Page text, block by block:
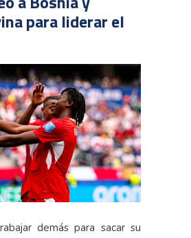
para liderar el
demás para sacar su